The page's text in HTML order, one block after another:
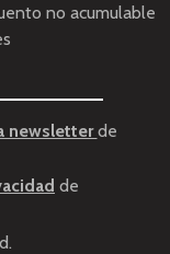
no acumulable
newsletterde
de